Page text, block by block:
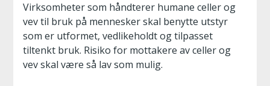
Virksomheter som håndterer humane celler og
vev til bruk på mennesker skal benytte utstyr
som er utformet, vedlikeholdt og tilpasset
tiltenkt bruk. Risiko for mottakere av celler og
vev skal være så lav som mulig.